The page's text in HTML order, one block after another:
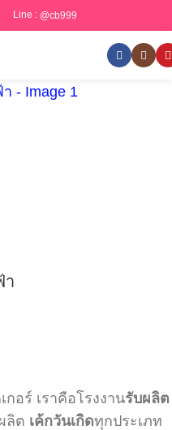
Line : @cb999
า
กอร์ เราคือโรงงานรับผลิต
ลิต เค้กวันเกิดทุกประเภท